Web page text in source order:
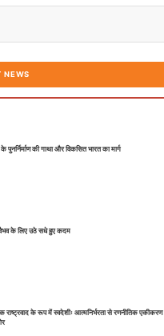
NEWS
पुनर्निर्माण की गाथा और विकसित भारत का मार्ग
के लिए उठे सधे हुए कदम
राष्ट्रवाद के रूप में स्वदेशीः आत्मनिर्भरता से रणनीतिक एकीकरण